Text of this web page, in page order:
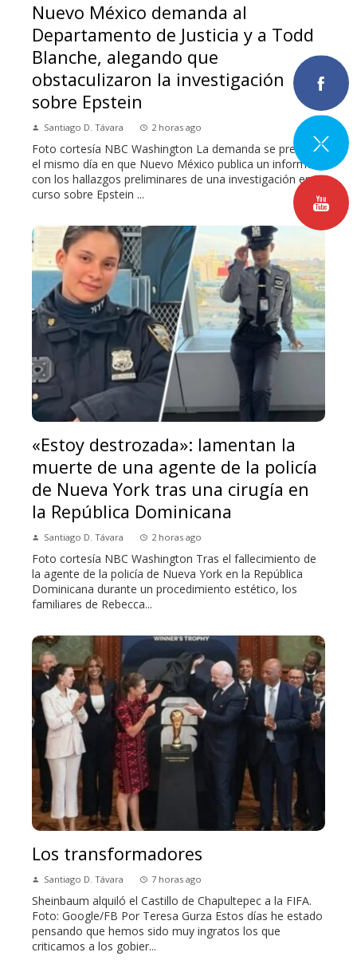
Nuevo México demanda al
Departamento de Justicia y a Todd
Blanche, alegando que
obstaculizaron la investigación
sobre Epstein
Santiago D. Távara 2 horas ago
Foto cortesía NBC Washington La demanda se presentó
el mismo día en que Nuevo México publica un informe
con los hallazgos preliminares de una investigación en
curso sobre Epstein ...
«Estoy destrozada»: lamentan la
muerte de una agente de la policía
de Nueva York tras una cirugía en
la República Dominicana
Santiago D. Távara 2 horas ago
Foto cortesía NBC Washington Tras el fallecimiento de
la agente de la policía de Nueva York en la República
Dominicana durante un procedimiento estético, los
familiares de Rebecca...
Los transformadores
Santiago D. Távara 7 horas ago
Sheinbaum alquiló el Castillo de Chapultepec a la FIFA.
Foto: Google/FB Por Teresa Gurza Estos días he estado
pensando que hemos sido muy ingratos los que
criticamos a los gobier...